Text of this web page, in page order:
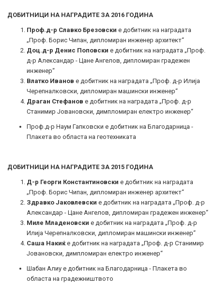
ДОБИТНИЦИ НА НАГРАДИТЕ ЗА 2016 ГОДИНА
Проф.д-р Славко Брезовски е добитник на наградата
„Проф. Борис Чипан, дипломиран инженер архитект“
Доц.д-р Денис Поповски е добитник на наградата „Проф.
д-р Александар - Цане Ангелов, дипломиран градежен
инженер“
Влатко Иванов е добитник на наградата „Проф. д-р Илија
Черепналковски, дипломиран машински инженер“
Драган Стефанов е добитник на наградата „Проф. д-р
Станимир Јовановски, димпломиран електро инженер“
Проф.д-р Наум Гапковски е добитник на Благодарница -
Плакета во областа на геотехниката
ДОБИТНИЦИ НА НАГРАДИТЕ ЗА 2015 ГОДИНА
Д-р Георги Константиновски е добитник на наградата
„Проф. Борис Чипан, дипломиран инженер архитект“
Здравко Јаковлевски е добитник на наградата „Проф. д-р
Александар - Цане Ангелов, дипломиран градежен инженер“
Миле Младеновски е добитник на наградата „Проф. д-р
Илија Черепналковски, дипломиран машински инженер“
Саша Накиќе добитник на наградата „Проф. д-р Станимир
Јовановски, димпломиран електро инженер“
Шабан Алиу е добитник на Благодарница - Плакета во
областа на градежништвото